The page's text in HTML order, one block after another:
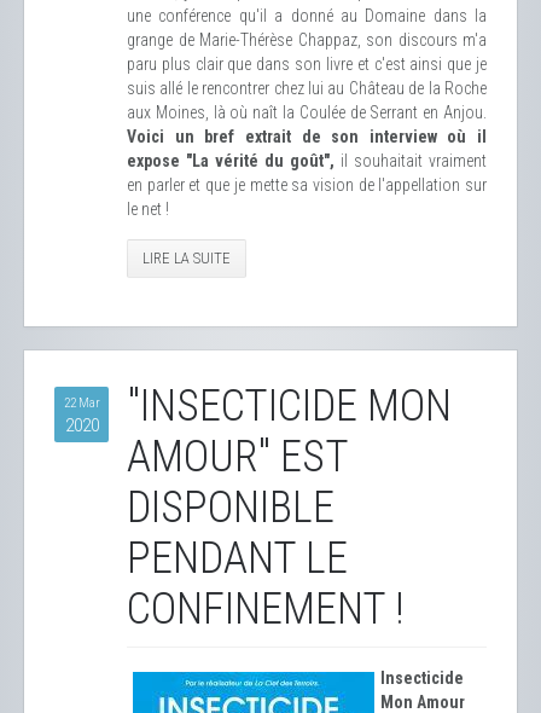
une conférence qu'il a donné au Domaine dans la
grange de Marie-Thérèse Chappaz, son discours m'a
paru plus clair que dans son livre et c'est ainsi que je
suis allé le rencontrer chez lui au Château de la Roche
aux Moines, là où naît la Coulée de Serrant en Anjou.
Voici un bref extrait de son interview où il
expose "La vérité du goût", il souhaitait vraiment
en parler et que je mette sa vision de l'appellation sur
le net !
LIRE LA SUITE
22 Mar
2020
"INSECTICIDE MON
AMOUR" EST
DISPONIBLE
PENDANT LE
CONFINEMENT !
Insecticide
Mon Amour